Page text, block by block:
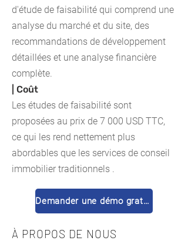
d'étude de faisabilité qui comprend une
analyse du marché et du site, des
recommandations de développement
détaillées et une analyse financière
complète.
| Coût
Les études de faisabilité sont
proposées au prix de 7 000 USD TTC,
ce qui les rend nettement plus
abordables que les services de conseil
immobilier traditionnels .
Demander une démo gratuite
À PROPOS DE NOUS